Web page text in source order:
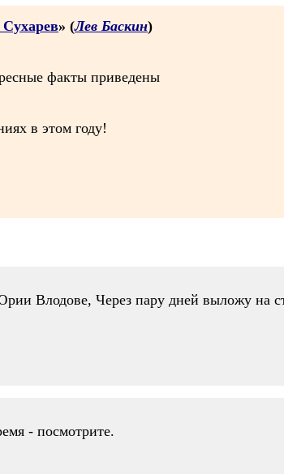
» (Лев Баскин)
факты приведены
в этом году!
Влодове, Через пару дней выложу на
- посмотрите.